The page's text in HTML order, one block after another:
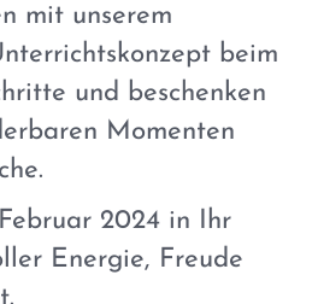
mit unserem
beim
und beschenken
Momenten
2024 in Ihr
Energie, Freude